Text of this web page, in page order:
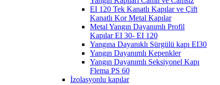
EI 120 Tek Kanatlı Kapılar ve Çift
Kanatlı Kor Metal Kapılar
Metal Yangın Dayanımlı Profil
Kapılar EI 30- EI 120
Yangına Dayanıklı Sürgülü kapı EI30
Yangın Dayanımlı Kepenkler
Yangın Dayanımlı Seksiyonel Kapı
Flema PS 60
İzolasyonlu kapılar